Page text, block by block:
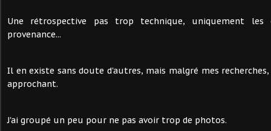
Une rétrospective pas trop technique, uniquement les
provenance...
Il en existe sans doute d'autres, mais malgré mes
approchant.
J'ai groupé un peu pour ne pas avoir trop de photos.